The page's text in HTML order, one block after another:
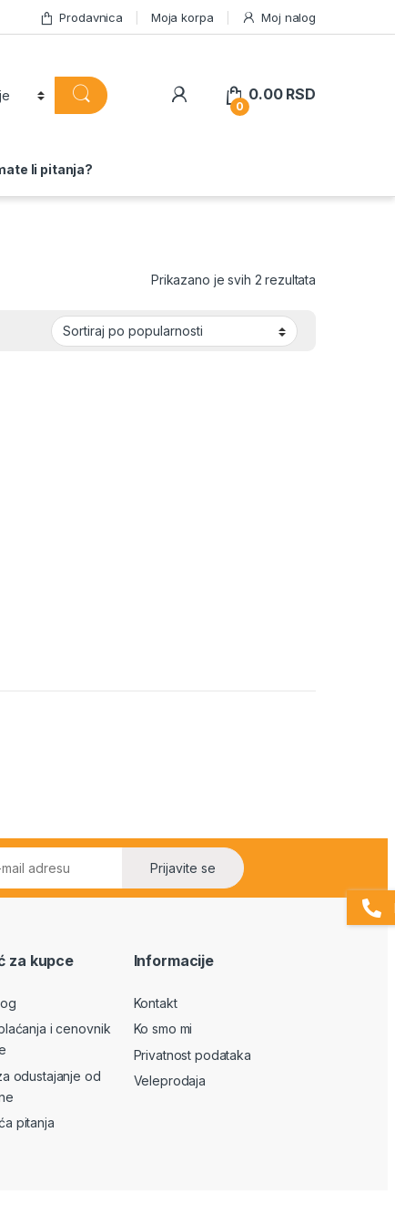
Prodavnica Moja korpa Moj nalog
0
0.00 RSD
li pitanja?
Prikazano je svih 2 rezultata
Prijavite se
za kupce
i cenovnik
odustajanje od
pitanja
Informacije
Kontakt
Ko smo mi
Privatnost podataka
Veleprodaja